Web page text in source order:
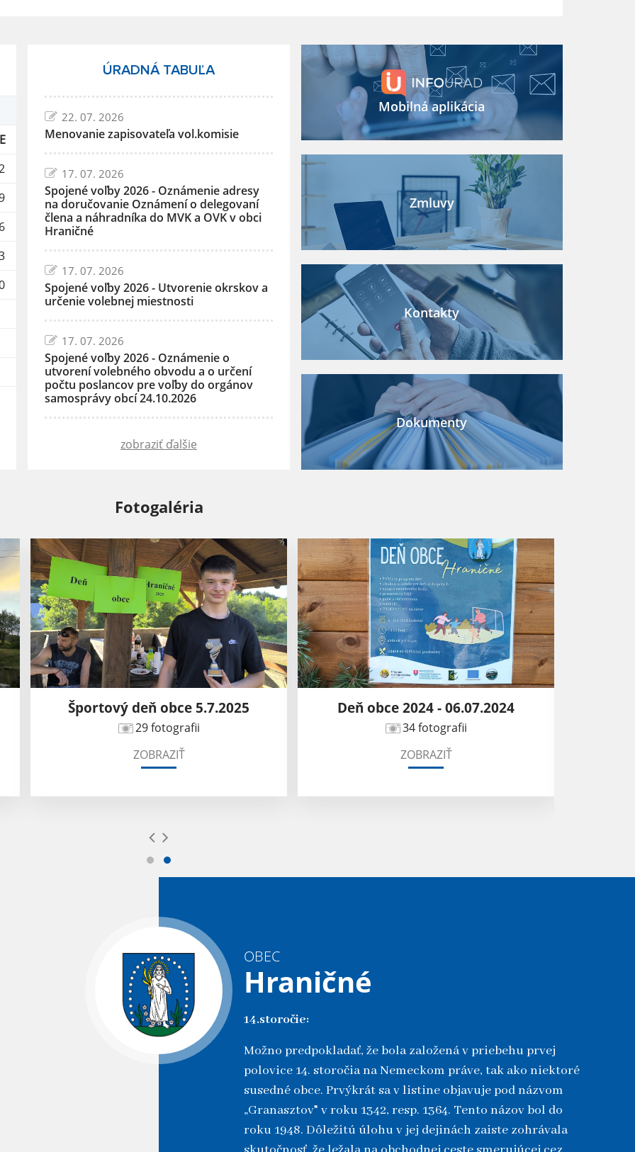
ÚRADNÁ TABUĽA
22. 07. 2026
Menovanie zapisovateľa vol.komisie
17. 07. 2026
Spojené voľby 2026 - Oznámenie adresy
na doručovanie Oznámení o delegovaní
člena a náhradníka do MVK a OVK v obci
Hraničné
17. 07. 2026
Spojené voľby 2026 - Utvorenie okrskov a
určenie volebnej miestnosti
17. 07. 2026
Spojené voľby 2026 - Oznámenie o
utvorení volebného obvodu a o určení
počtu poslancov pre voľby do orgánov
samosprávy obcí 24.10.2026
zobraziť ďalšie
Mobilná aplikácia
Zmluvy
Kontakty
Dokumenty
Fotogaléria
Deň obce 2024 - 06.07.2024
34 fotografii
Deň obce 2023 - 24.06.2023
OBEC
Hraničné
14.storočie:
Možno predpokladať, že bola založená v priebehu prvej
polovice 14. storočia na Nemeckom práve, tak ako niektoré
susedné obce. Prvýkrát sa v listine objavuje pod názvom
„Granasztov" v roku 1342, resp. 1364. Tento názov bol do
roku 1948. Dôležitú úlohu v jej dejinách zaiste zohrávala